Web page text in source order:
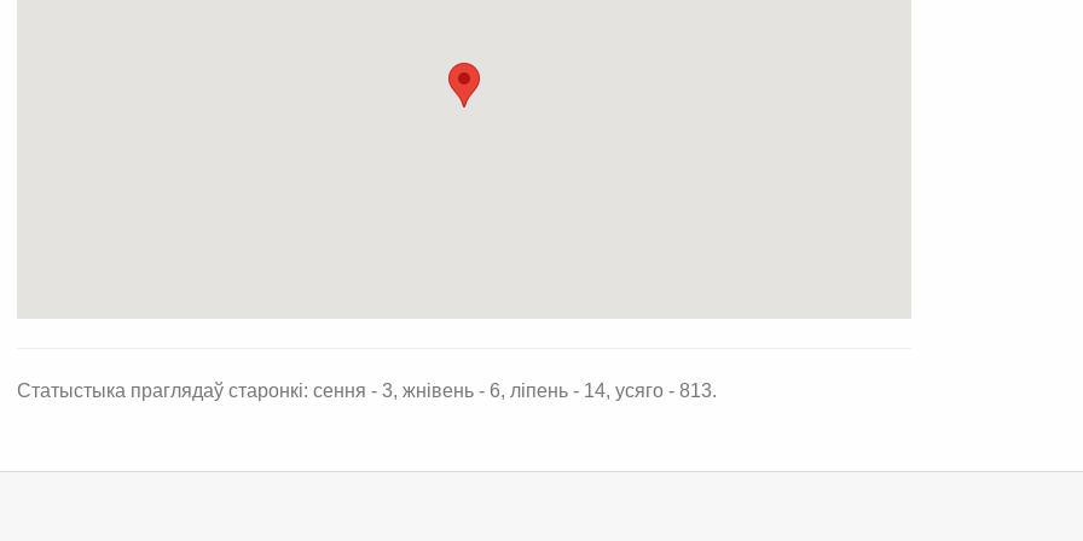
Статыстыка праглядаў старонкі: сення - 3, жнівень - 6, ліпень - 14, усяго - 813.